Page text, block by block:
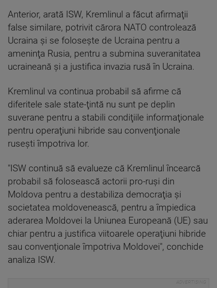
Anterior, arată ISW, Kremlinul a făcut afirmaţii
false similare, potrivit cărora NATO controlează
Ucraina şi se foloseşte de Ucraina pentru a
ameninţa Rusia, pentru a submina suveranitatea
ucraineană şi a justifica invazia rusă în Ucraina.
Kremlinul va continua probabil să afirme că
diferitele sale state-ţintă nu sunt pe deplin
suverane pentru a stabili condiţiile informaţionale
pentru operaţiuni hibride sau convenţionale
ruseşti împotriva lor.
"ISW continuă să evalueze că Kremlinul încearcă
probabil să folosească actorii pro-ruşi din
Moldova pentru a destabiliza democraţia şi
societatea moldovenească, pentru a împiedica
aderarea Moldovei la Uniunea Europeană (UE) sau
chiar pentru a justifica viitoarele operaţiuni hibride
sau convenţionale împotriva Moldovei", conchide
analiza ISW.